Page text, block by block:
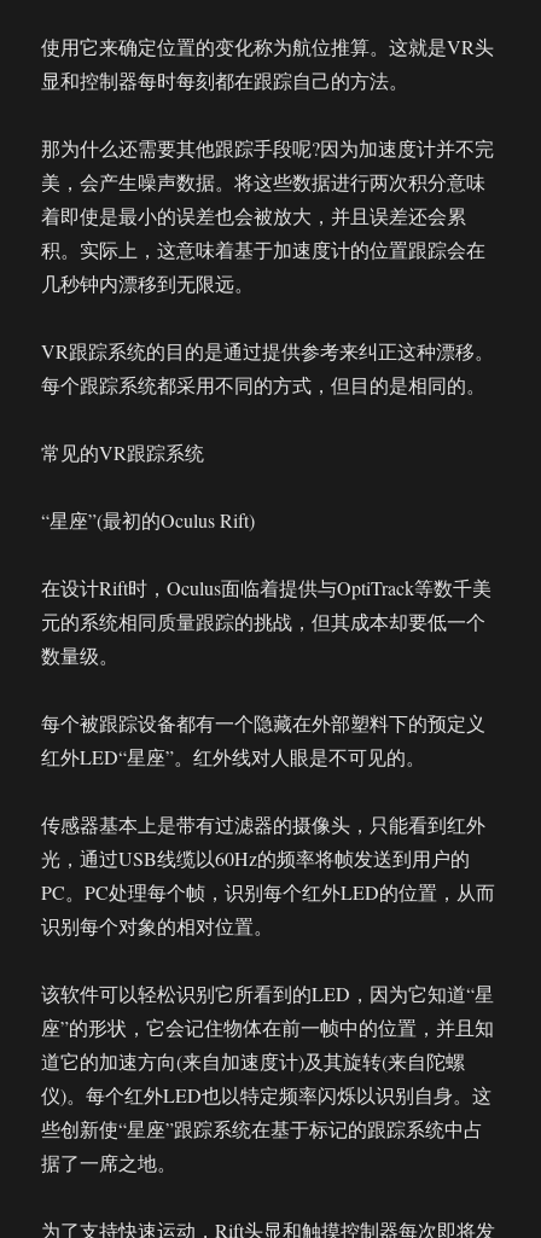
使用它来确定位置的变化称为航位推算。这就是VR头
显和控制器每时每刻都在跟踪自己的方法。
那为什么还需要其他跟踪手段呢?因为加速度计并不完
美，会产生噪声数据。将这些数据进行两次积分意味
着即使是最小的误差也会被放大，并且误差还会累
积。实际上，这意味着基于加速度计的位置跟踪会在
几秒钟内漂移到无限远。
VR跟踪系统的目的是通过提供参考来纠正这种漂移。
每个跟踪系统都采用不同的方式，但目的是相同的。
常见的VR跟踪系统
“星座”(最初的Oculus Rift)
在设计Rift时，Oculus面临着提供与OptiTrack等数千美
元的系统相同质量跟踪的挑战，但其成本却要低一个
数量级。
每个被跟踪设备都有一个隐藏在外部塑料下的预定义
红外LED“星座”。红外线对人眼是不可见的。
传感器基本上是带有过滤器的摄像头，只能看到红外
光，通过USB线缆以60Hz的频率将帧发送到用户的
PC。PC处理每个帧，识别每个红外LED的位置，从而
识别每个对象的相对位置。
该软件可以轻松识别它所看到的LED，因为它知道“星
座”的形状，它会记住物体在前一帧中的位置，并且知
道它的加速方向(来自加速度计)及其旋转(来自陀螺
仪)。每个红外LED也以特定频率闪烁以识别自身。这
些创新使“星座”跟踪系统在基于标记的跟踪系统中占
据了一席之地。
为了支持快速运动，Rift头显和触摸控制器每次即将发